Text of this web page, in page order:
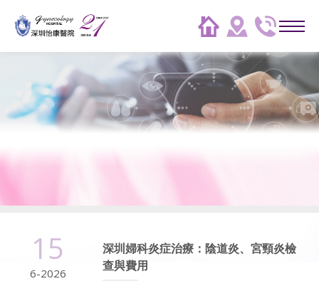
15
6-2026
深圳婦科炎症治療：陰道炎、宮頸炎檢
查與費用